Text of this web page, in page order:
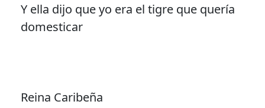
Y ella dijo que yo era el tigre que quería
domesticar
Reina Caribeña